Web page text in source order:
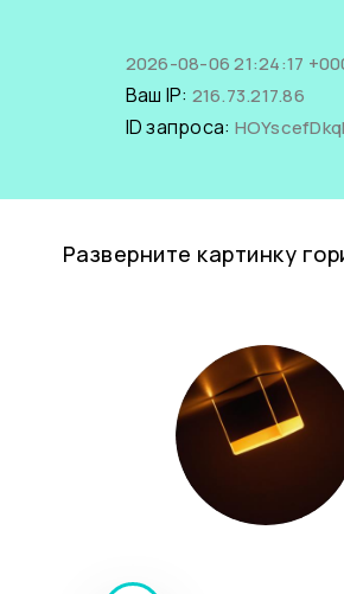
2026-08-06 21:24:17
Ваш IP: 216.73.217.86
ID запроса:
Разверните картинку